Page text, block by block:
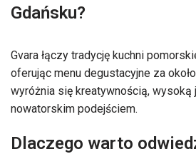
Gdańsku?
Gvara łączy tradycję kuchni
oferując menu degustacyjne za
wyróżnia się kreatywnością, wysoką
nowatorskim podejściem.
Dlaczego warto